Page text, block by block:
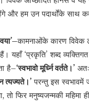
और हम उन पदार्थोंके साथ
कामनाओंके कारण विवेक
यहाँ ‘प्रकृति’ शब्द
है–‘स्वभावो मूर्ध्नि वर्तते।’
त्यज्यते।’ परन्तु इस स्वभावमें
फिर मनुष्यजन्मकी महिमा